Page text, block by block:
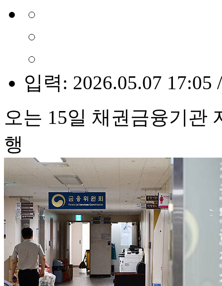
입력: 2026.05.07 17:05
오는 15일 채권금융기관
행